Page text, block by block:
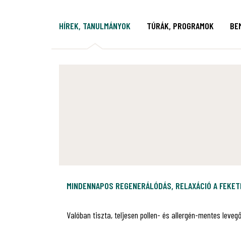
HÍREK, TANULMÁNYOK TÚRÁK, PROGRAMOK
MINDENNAPOS REGENERÁLÓDÁS, RELAXÁCIÓ A
Valóban tiszta, teljesen pollen- és allergén-mentes